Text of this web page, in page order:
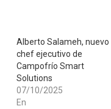
Alberto Salameh, nuevo
chef ejecutivo de
Campofrío Smart
Solutions
07/10/2025
En